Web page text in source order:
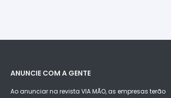
ANUNCIE COM A GENTE
Ao anunciar na revista VIA MÃO, as empresas terão